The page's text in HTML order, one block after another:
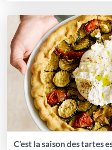
C’est la saison des tartes